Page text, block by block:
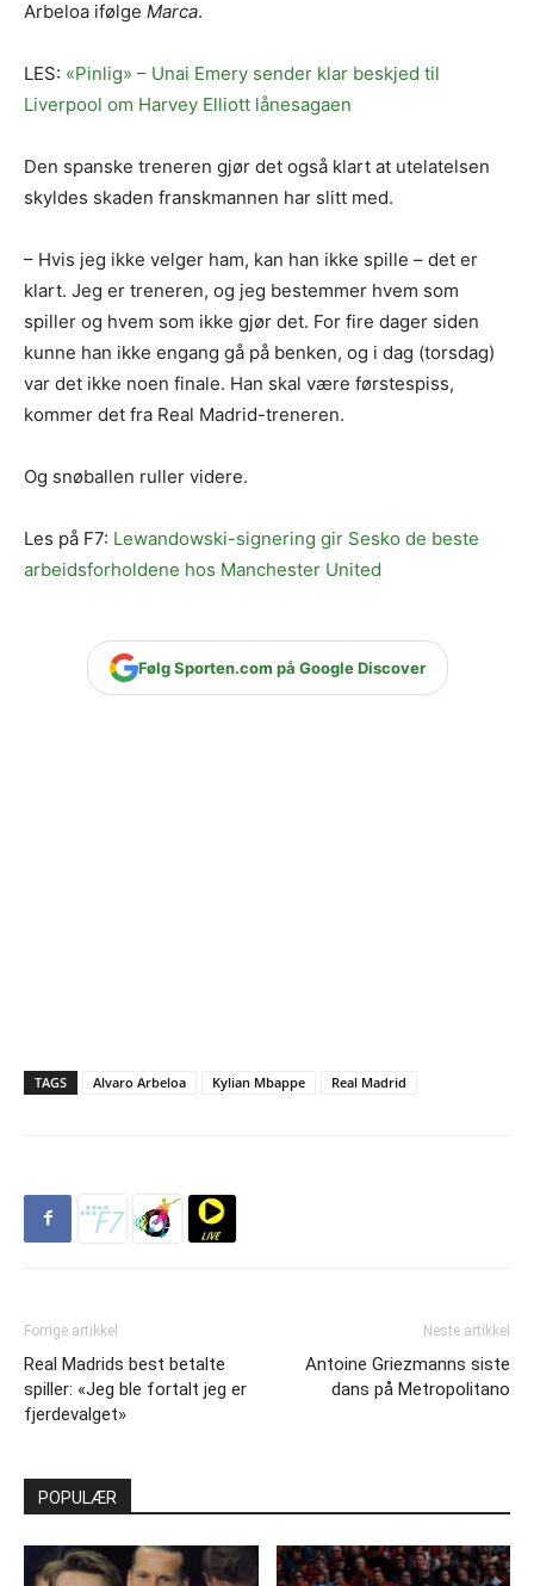
Arbeloa ifølge Marca.
LES: «Pinlig» – Unai Emery sender klar beskjed til
Liverpool om Harvey Elliott lånesagaen
Den spanske treneren gjør det også klart at utelatelsen
skyldes skaden franskmannen har slitt med.
– Hvis jeg ikke velger ham, kan han ikke spille – det er
klart. Jeg er treneren, og jeg bestemmer hvem som
spiller og hvem som ikke gjør det. For fire dager siden
kunne han ikke engang gå på benken, og i dag (torsdag)
var det ikke noen finale. Han skal være førstespiss,
kommer det fra Real Madrid-treneren.
Og snøballen ruller videre.
Les på F7: Lewandowski-signering gir Sesko de beste
arbeidsforholdene hos Manchester United
Følg Sporten.com på Google Discover
TAGS Alvaro Arbeloa Kylian Mbappe Real Madrid
Forrige artikkel
Real Madrids best betalte
spiller: «Jeg ble fortalt jeg er
fjerdevalget»
Neste artikkel
Antoine Griezmanns siste
dans på Metropolitano
POPULÆR